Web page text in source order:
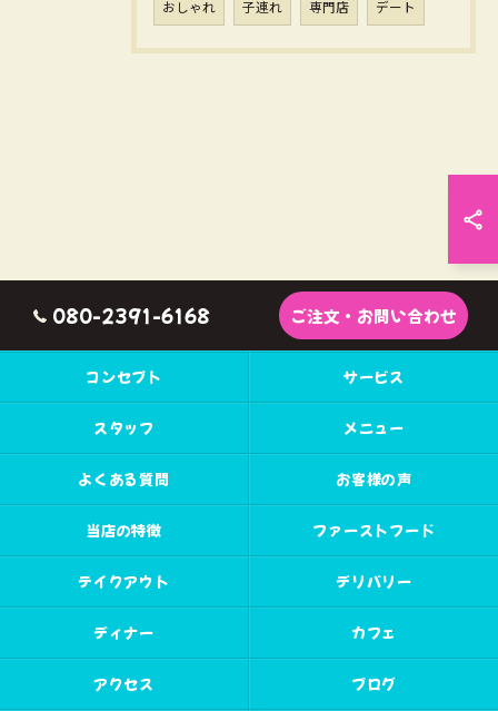
おしゃれ 子連れ 専門店 デート
080-2391-6168 ご注文・お問い合わせ
コンセプト サービス
スタッフ メニュー
よくある質問 お客様の声
当店の特徴 ファーストフード
テイクアウト デリバリー
ディナー カフェ
アクセス ブログ